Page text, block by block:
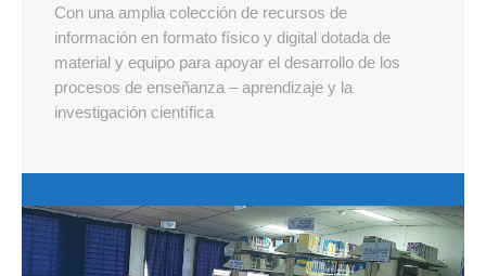
Con una amplia colección de recursos de
información en formato físico y digital dotada de
material y equipo para apoyar el desarrollo de los
procesos de enseñanza – aprendizaje y la
investigación científica